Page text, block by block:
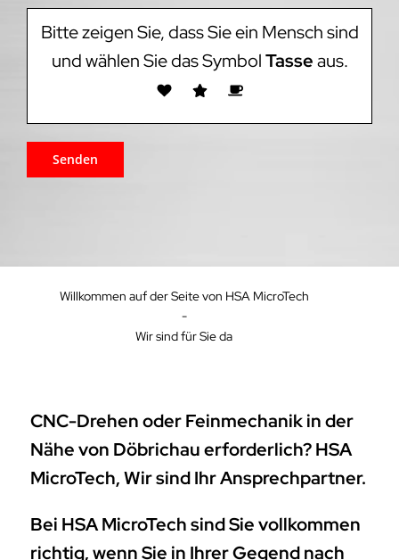
Bitte zeigen Sie, dass Sie ein Mensch sind
und wählen Sie das SymbolTasseaus.
Willkommen auf der Seite von HSA MicroTech
-
Wir sind für Sie da
CNC-Drehen oder Feinmechanik in der
Nähe von Döbrichau erforderlich? HSA
MicroTech, Wir sind Ihr Ansprechpartner.
Bei HSA MicroTech sind Sie vollkommen
richtig, wenn Sie in Ihrer Gegend nach